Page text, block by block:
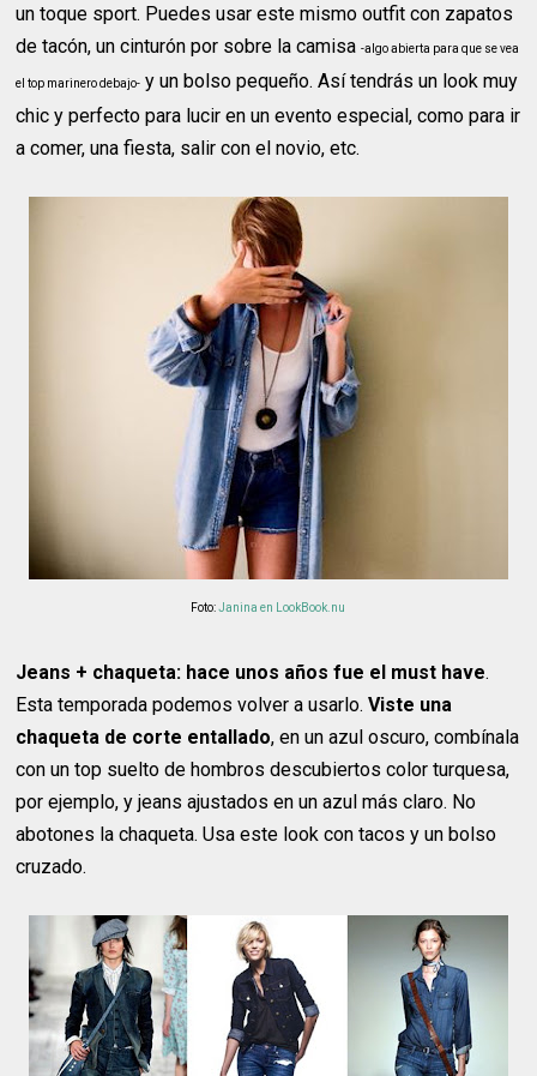
un toque sport. Puedes usar este mismo outfit con zapatos
de tacón, un cinturón por sobre la camisa-algo abierta para que se vea
el top marinero debajo- y un bolso pequeño. Así tendrás un look muy
chic y perfecto para lucir en un evento especial, como para ir
a comer, una fiesta, salir con el novio, etc.
Foto:Janina en LookBook.nu
Jeans + chaqueta: hace unos años fue el must have.
Esta temporada podemos volver a usarlo.Viste una
chaqueta de corte entallado, en un azul oscuro, combínala
con un top suelto de hombros descubiertos color turquesa,
por ejemplo, y jeans ajustados en un azul más claro. No
abotones la chaqueta. Usa este look con tacos y un bolso
cruzado.